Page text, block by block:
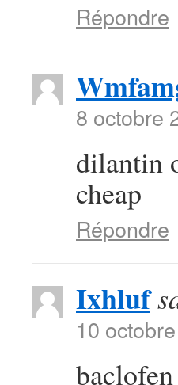
Répondre
8 octobre
dilantin
cheap
Répondre
Ixhluf
10